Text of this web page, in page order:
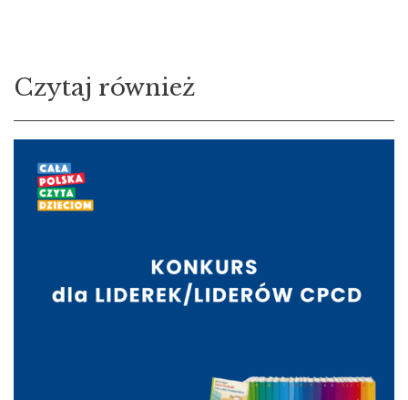
Czytaj również